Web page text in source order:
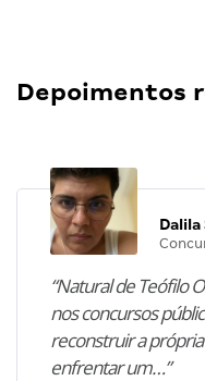
Depoimentos
Dalila
“Natural de Teófilo
nos concursos
reconstruir a
enfrentar um…”